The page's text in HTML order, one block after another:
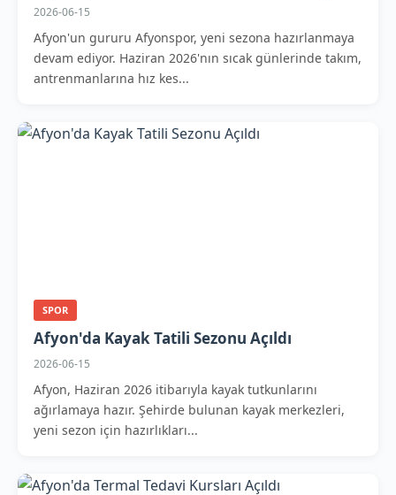
2026-06-15
Afyon'un gururu Afyonspor, yeni sezona hazırlanmaya
devam ediyor. Haziran 2026'nın sıcak günlerinde takım,
antrenmanlarına hız kes...
SPOR
Afyon'da Kayak Tatili Sezonu Açıldı
2026-06-15
Afyon, Haziran 2026 itibarıyla kayak tutkunlarını
ağırlamaya hazır. Şehirde bulunan kayak merkezleri,
yeni sezon için hazırlıkları...